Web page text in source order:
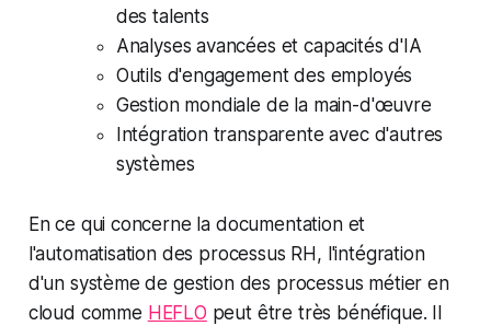
des talents
Analyses avancées et capacités d'IA
Outils d'engagement des employés
Gestion mondiale de la main-d'œuvre
Intégration transparente avec d'autres
systèmes
En ce qui concerne la documentation et
l'automatisation des processus RH, l'intégration
d'un système de gestion des processus métier en
cloud comme HEFLO peut être très bénéfique. Il